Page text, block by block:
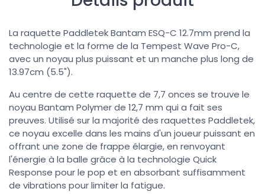
La raquette Paddletek Bantam ESQ-C 12.7mm prend la
technologie et la forme de la Tempest Wave Pro-C,
avec un noyau plus puissant et un manche plus long de
13.97cm (5.5").
Au centre de cette raquette de 7,7 onces se trouve le
noyau Bantam Polymer de 12,7 mm qui a fait ses
preuves. Utilisé sur la majorité des raquettes Paddletek,
ce noyau excelle dans les mains d'un joueur puissant en
offrant une zone de frappe élargie, en renvoyant
l'énergie à la balle grâce à la technologie Quick
Response pour le pop et en absorbant suffisamment
de vibrations pour limiter la fatigue.